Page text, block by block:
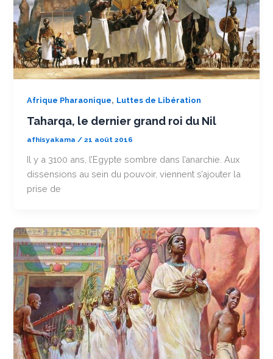
Afrique Pharaonique, Luttes de Libération
Taharqa, le dernier grand roi du Nil
afhisyakama/21 août 2016
Il y a 3100 ans, l’Egypte sombre dans l’anarchie. Aux
dissensions au sein du pouvoir, viennent s’ajouter la
prise de